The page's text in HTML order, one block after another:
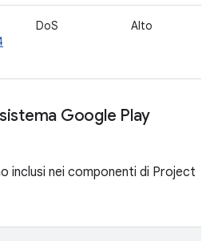
DoS Alto
Google Play
inclusi nei componenti di Project